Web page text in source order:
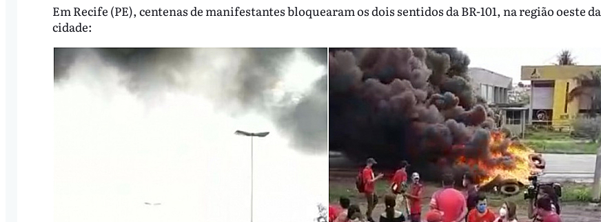
Em Recife (PE), centenas de manifestantes bloquearam os dois sentidos da BR-101, na região oeste da
cidade: